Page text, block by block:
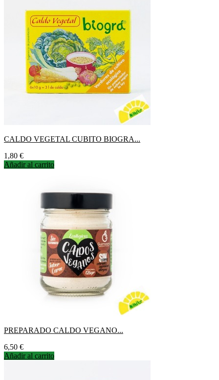
CALDO VEGETAL CUBITO BIOGRA...
Precio
1,80 €
Añadir al carrito
PREPARADO CALDO VEGANO...
Precio
6,50 €
Añadir al carrito